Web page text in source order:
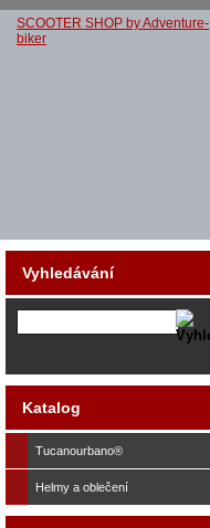
SCOOTER SHOP by Adventure-
biker
Vyhledávání
Katalog
Tucanourbano®
Helmy a oblečení